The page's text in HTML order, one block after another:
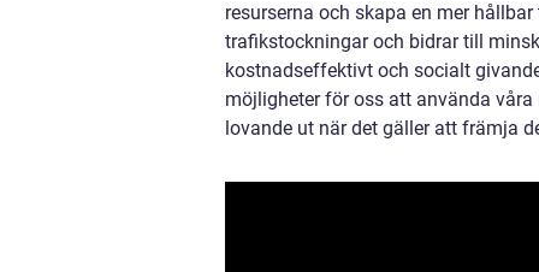
resurserna och skapa en mer
trafikstockningar och bidrar till
kostnadseffektivt och socialt
möjligheter för oss att använda
lovande ut när det gäller att främja